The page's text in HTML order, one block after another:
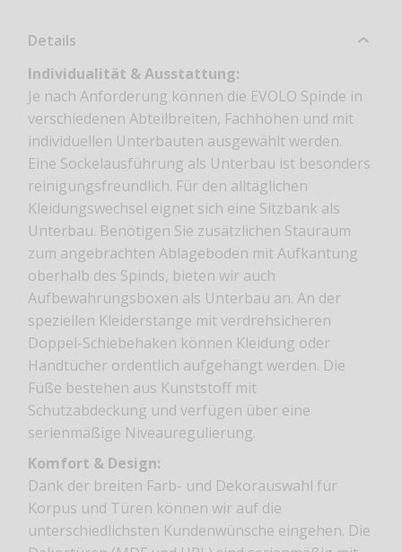
Details
Individualität & Ausstattung:
Je nach Anforderung können die EVOLO Spinde in
verschiedenen Abteilbreiten, Fachhöhen und mit
individuellen Unterbauten ausgewählt werden.
Eine Sockelausführung als Unterbau ist besonders
reinigungsfreundlich. Für den alltäglichen
Kleidungswechsel eignet sich eine Sitzbank als
Unterbau. Benötigen Sie zusätzlichen Stauraum
zum angebrachten Ablageboden mit Aufkantung
oberhalb des Spinds, bieten wir auch
Aufbewahrungsboxen als Unterbau an. An der
speziellen Kleiderstange mit verdrehsicheren
Doppel-Schiebehaken können Kleidung oder
Handtücher ordentlich aufgehängt werden. Die
Füße bestehen aus Kunststoff mit
Schutzabdeckung und verfügen über eine
serienmäßige Niveauregulierung.
Komfort & Design:
Dank der breiten Farb- und Dekorauswahl für
Korpus und Türen können wir auf die
unterschiedlichsten Kundenwünsche eingehen. Die